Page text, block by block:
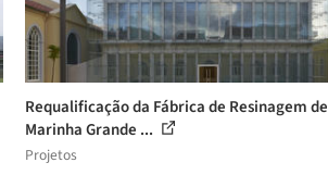
Requalificação da Fábrica de Resinagem de
Marinha Grande ...
Projetos